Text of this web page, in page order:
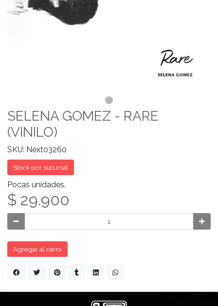
SELENA GOMEZ - RARE
(VINILO)
SKU: Next03260
Stock por sucursal
Pocas unidades.
$ 29.900
Agregar al carro